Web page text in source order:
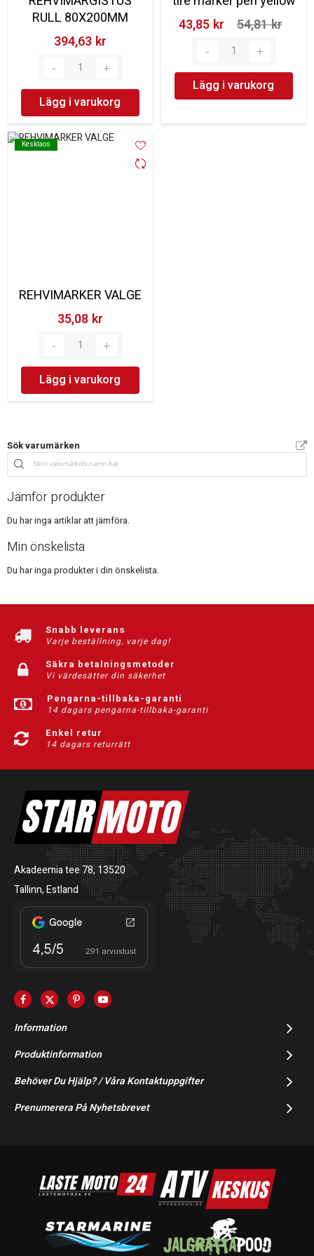
RULL 80X200MM
394,63 kr‎
Lägg i varukorg
43,85 kr‎
54,81 kr‎
Lägg i varukorg
Kesklaos
Kesklaos
REHVIMARKER VALGE
35,08 kr‎
Lägg i varukorg
Sök varumärken
Jämför produkter
Du har inga artiklar att jämföra.
Min önskelista
Du har inga produkter i din önskelista.
Snabb leverans
Varje beställning, varje dag!
Säkra betalningsmetoder
Vi värdesätter din säkerhet
Pengarna-tillbaka-garanti
14 dagars pengarna-tillbaka-garanti
Enkel retur
14 dagars returrätt
Akadeemia tee 78, 13520
Tallinn, Estland
Information
Produktinformation
Behöver Du Hjälp? / Våra Kontaktuppgifter
Prenumerera På Nyhetsbrevet